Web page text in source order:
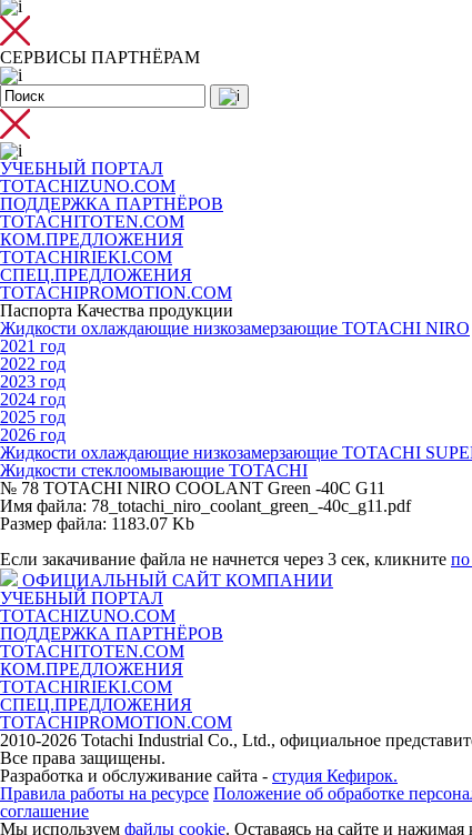
СЕРВИСЫ ПАРТНЁРАМ
УЧЕБНЫЙ ПОРТАЛ
TOTACHIZUNO.COM
ПОДДЕРЖКА ПАРТНЁРОВ
TOTACHITOTEN.COM
КОМ.ПРЕДЛОЖЕНИЯ
TOTACHIRIEKI.COM
СПЕЦ.ПРЕДЛОЖЕНИЯ
TOTACHIPROMOTION.COM
Паспорта Качества продукции
Жидкости охлаждающие низкозамерзающие TOTACHI NIRO
2021 год
2022 год
2023 год
2024 год
2025 год
2026 год
Жидкости охлаждающие низкозамерзающие TOTACHI
Жидкости стеклоомывающие TOTACHI
№ 78 TOTACHI NIRO COOLANT Green -40C G11
Имя файла: 78_totachi_niro_coolant_green_-40c_g11.pdf
Размер файла: 1183.07 Kb
Если закачивание файла не начнется через 3 сек, кликните по
ОФИЦИАЛЬНЫЙ САЙТ КОМПАНИИ
УЧЕБНЫЙ ПОРТАЛ
TOTACHIZUNO.COM
ПОДДЕРЖКА ПАРТНЁРОВ
TOTACHITOTEN.COM
КОМ.ПРЕДЛОЖЕНИЯ
TOTACHIRIEKI.COM
СПЕЦ.ПРЕДЛОЖЕНИЯ
TOTACHIPROMOTION.COM
2010-2026 Totachi Industrial Co., Ltd., официальное
Все права защищены.
Разработка и обслуживание сайта - студия Кефирок.
Правила работы на ресурсе Положение об обработке
соглашение
Мы используем файлы cookie. Оставаясь на сайте и